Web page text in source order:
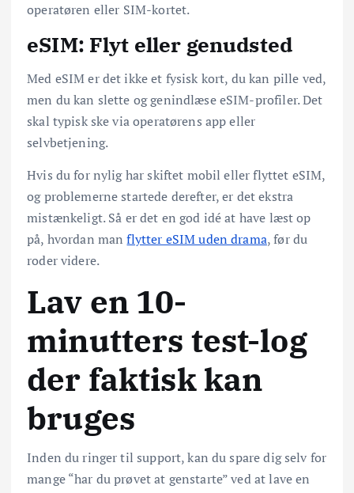
operatøren eller SIM-kortet.
eSIM: Flyt eller genudsted
Med eSIM er det ikke et fysisk kort, du kan pille ved,
men du kan slette og genindlæse eSIM-profiler. Det
skal typisk ske via operatørens app eller
selvbetjening.
Hvis du for nylig har skiftet mobil eller flyttet eSIM,
og problemerne startede derefter, er det ekstra
mistænkeligt. Så er det en god idé at have læst op
på, hvordan manflytter eSIM uden drama, før du
roder videre.
Lav en 10-
minutters test-log
der faktisk kan
bruges
Inden du ringer til support, kan du spare dig selv for
mange “har du prøvet at genstarte” ved at lave en